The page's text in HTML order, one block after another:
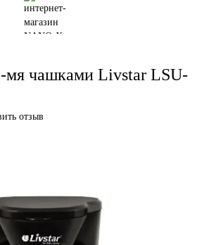
мя чашками Livstar LSU-
отзыв